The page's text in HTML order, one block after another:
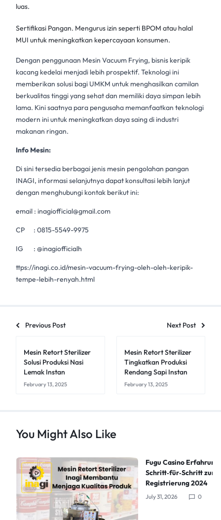
luas.
Sertifikasi Pangan. Mengurus izin seperti BPOM atau halal
MUI untuk meningkatkan kepercayaan konsumen.
Dengan penggunaan Mesin Vacuum Frying, bisnis keripik
kacang kedelai menjadi lebih prospektif. Teknologi ini
memberikan solusi bagi UMKM untuk menghasilkan camilan
berkualitas tinggi yang sehat dan memiliki daya simpan lebih
lama. Kini saatnya para pengusaha memanfaatkan teknologi
modern ini untuk meningkatkan daya saing di industri
makanan ringan.
Info Mesin:
Di sini tersedia berbagai jenis mesin pengolahan pangan
INAGI, informasi selanjutnya dapat konsultasi lebih lanjut
dengan menghubungi kontak berikut ini:
email : inagiofficial@gmail.com
CP : 0815-5549-9975
IG : @inagiofficialh
ttps://inagi.co.id/mesin-vacuum-frying-oleh-oleh-keripik-
tempe-lebih-renyah.html
Previous Post Next Post
Mesin Retort Sterilizer
Solusi Produksi Nasi
Lemak Instan
February 13, 2025
Mesin Retort Sterilizer
Tingkatkan Produksi
Rendang Sapi Instan
February 13, 2025
You Might Also Like
Fugu Casino
Schritt‑für‑Schritt zur
Registrierung 2024
July 31, 2026 0